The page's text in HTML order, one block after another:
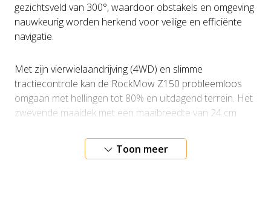
gezichtsveld van 300°, waardoor obstakels en omgeving
nauwkeurig worden herkend voor veilige en efficiënte
navigatie.
Met zijn vierwielaandrijving (4WD) en slimme
tractiecontrole kan de RockMow Z150 probleemloos
omgaan met hellingen tot 80% en uitdagend terrein. Het
zwevende maaidek met een maaibreedte van 24 cm
aan, waardoor een gelijkmatig maaibeeld ontstaat, ook
op licht oneffen terrein.
Toon meer